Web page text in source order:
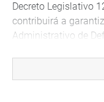
Decreto Legislativo
contribuirá a
Administrativo de
eficiencia y